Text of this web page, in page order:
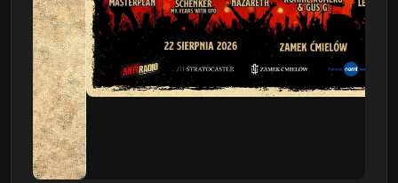
This Will Destroy You
09.08 - Poznań, Klub 2progi